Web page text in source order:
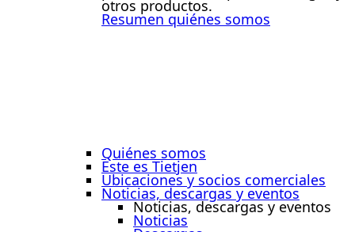
otros productos.
Resumen quiénes somos
Quiénes somos
Este es Tietjen
Ubicaciones y socios comerciales
Noticias, descargas y eventos
Noticias, descargas y eventos
Noticias